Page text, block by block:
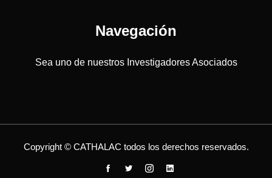
Navegación
Sea uno de nuestros Investigadores Asociados
Copyright © CATHALAC todos los derechos reservados.